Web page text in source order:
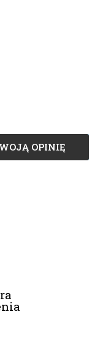
OPINIĘ